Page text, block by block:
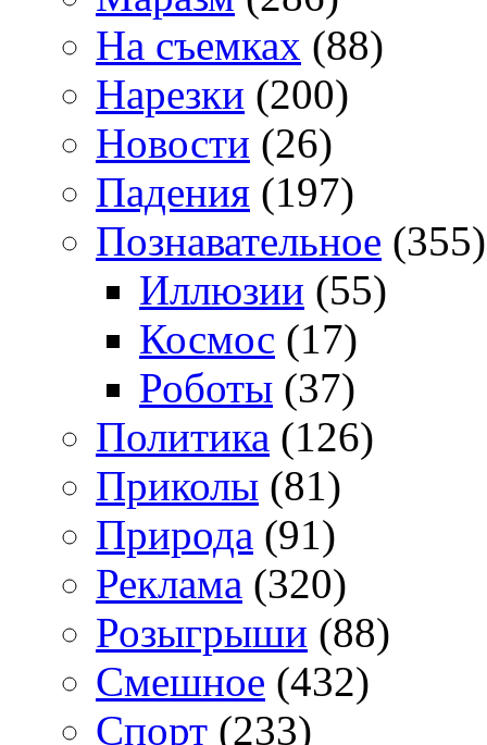
На съемках (88)
Нарезки (200)
Новости (26)
Падения (197)
Познавательное (355)
Иллюзии (55)
Космос (17)
Роботы (37)
Политика (126)
Приколы (81)
Природа (91)
Реклама (320)
Розыгрыши (88)
Смешное (432)
Спорт (233)